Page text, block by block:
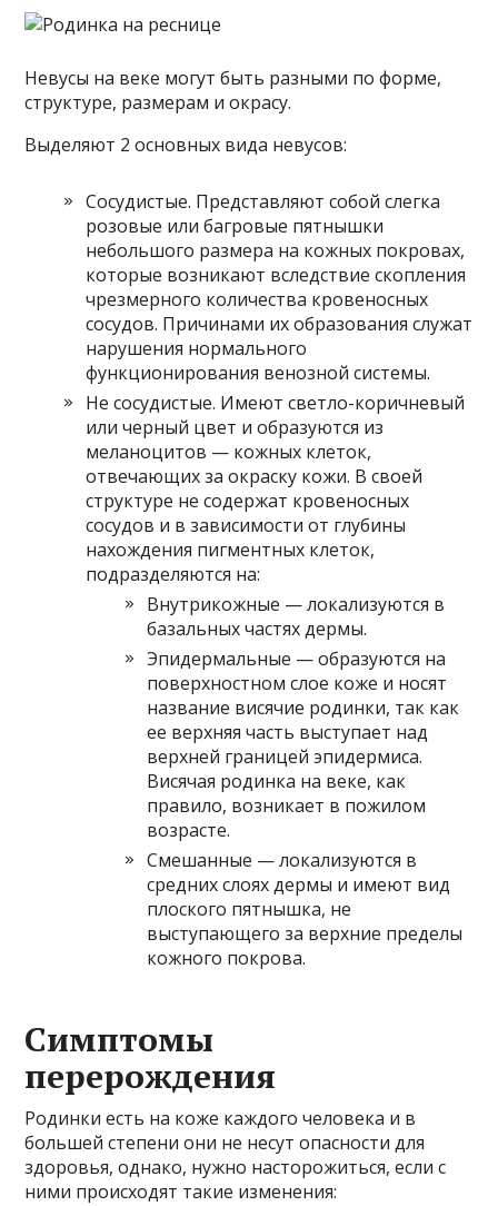
Невусы на веке могут быть разными по форме,
структуре, размерам и окрасу.
Выделяют 2 основных вида невусов:
Сосудистые. Представляют собой слегка
розовые или багровые пятнышки
небольшого размера на кожных покровах,
которые возникают вследствие скопления
чрезмерного количества кровеносных
сосудов. Причинами их образования служат
нарушения нормального
функционирования венозной системы.
Не сосудистые. Имеют светло-коричневый
или черный цвет и образуются из
меланоцитов — кожных клеток,
отвечающих за окраску кожи. В своей
структуре не содержат кровеносных
сосудов и в зависимости от глубины
нахождения пигментных клеток,
подразделяются на:
Внутрикожные — локализуются в
базальных частях дермы.
Эпидермальные — образуются на
поверхностном слое коже и носят
название висячие родинки, так как
ее верхняя часть выступает над
верхней границей эпидермиса.
Висячая родинка на веке, как
правило, возникает в пожилом
возрасте.
Смешанные — локализуются в
средних слоях дермы и имеют вид
плоского пятнышка, не
выступающего за верхние пределы
кожного покрова.
Симптомы
перерождения
Родинки есть на коже каждого человека и в
большей степени они не несут опасности для
здоровья, однако, нужно насторожиться, если с
ними происходят такие изменения: